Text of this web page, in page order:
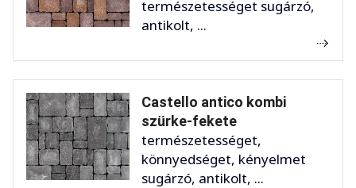
természetességet sugárzó,
antikolt, ...
Castello antico kombi
szürke-fekete
természetességet,
könnyedséget, kényelmet
sugárzó, antikolt, ...